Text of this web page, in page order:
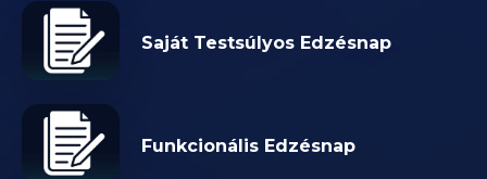
Saját Testsúlyos Edzésnap
Funkcionális Edzésnap